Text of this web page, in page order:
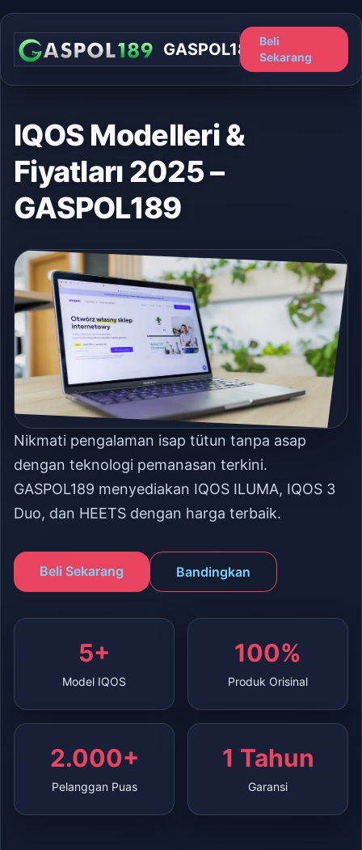
GASPOL189
Beli
Sekarang
IQOS Modelleri &
Fiyatları 2025 –
GASPOL189
Nikmati pengalaman isap tütun tanpa asap
dengan teknologi pemanasan terkini.
GASPOL189 menyediakan IQOS ILUMA, IQOS 3
Duo, dan HEETS dengan harga terbaik.
Beli Sekarang Bandingkan
5+
Model IQOS
100%
Produk Orisinal
2.000+
Pelanggan Puas
1 Tahun
Garansi